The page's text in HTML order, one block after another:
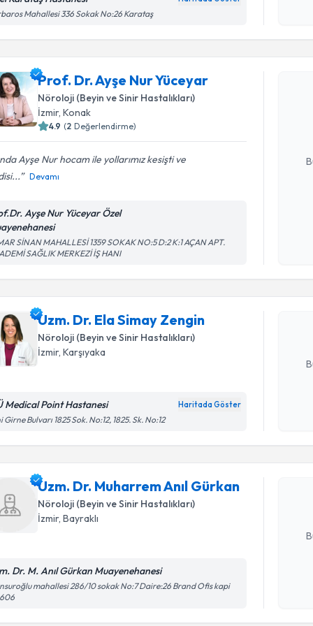
Mahallesi 336 Sokak No:26 Karataş
Prof. Dr. Ayşe Nur Yüceyar
Nöroloji (Beyin ve Sinir Hastalıkları)
İzmir, Konak
4.9 (2 Değerlendirme)
Ayşe Nur hocam ile yollarımız kesişti ve
Devamı
Ayşe Nur Yüceyar Özel
SİNAN MAHALLESİ 1359 SOKAK NO:5 D:2 K:1 AÇAN APT.
SAĞLIK MERKEZİ İŞ HANI
Randevu
Uzm. Dr. Ela Simay Zengin
Nöroloji (Beyin ve Sinir Hastalıkları)
İzmir, Karşıyaka
Medical Point Hastanesi Haritada Göster
Girne Bulvarı 1825 Sok. No:12, 1825. Sk. No:12
Uzm. Dr. Muharrem Anıl Gürkan
Nöroloji (Beyin ve Sinir Hastalıkları)
İzmir, Bayraklı
Dr. M. Anıl Gürkan Muayenehanesi
mahallesi 286/10 sokak No:7 Daire:26 Brand Ofis kapi
Uzm. Dr.
oluşturun.